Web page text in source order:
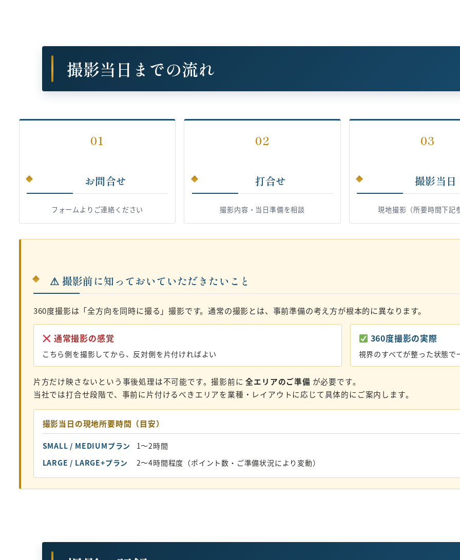
撮影当日までの流れ
01
お問合せ
フォームよりご連絡ください
02
打合せ
撮影内容・当日準備を相談
03
撮影当日
現地撮影（所要時間下記
⚠ 撮影前に知っておいていただきたいこと
360度撮影は「全方向を同時に撮る」撮影です。通常の撮影とは、事前準備の考え方が根本的に異なります。
通常撮影の感覚
こちら側を撮影してから、反対側を片付ければよい
360度撮影の実際
視界のすべてが整った状態で
片方だけ映さないという事後処理は不可能です。撮影前に全エリアのご準備 が必要です。
当社では打合せ段階で、事前に片付けるべきエリアを業種・レイアウトに応じて具体的にご案内します。
撮影当日の現地所要時間（目安）
SMALL / MEDIUMプラン
1〜2時間
LARGE / LARGE+プラン
2〜4時間程度（ポイント数・ご準備状況により変動）